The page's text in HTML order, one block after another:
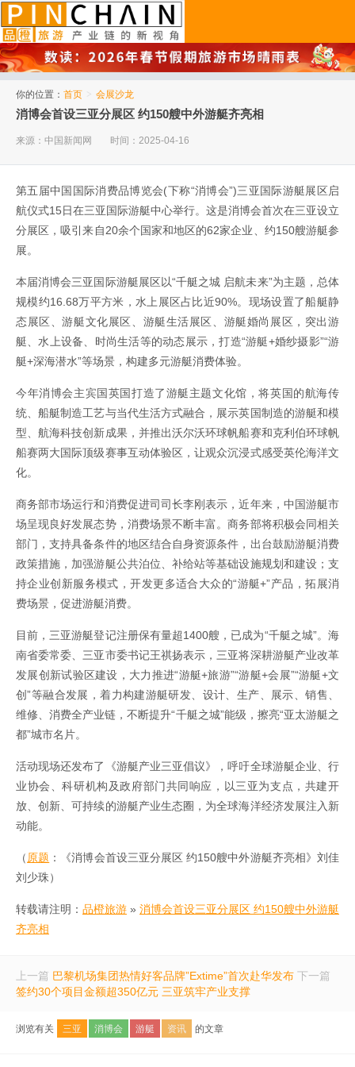
你的位置： 首页 > 会展沙龙
消博会首设三亚分展区 约150艘中外游艇齐亮相
来源：中国新闻网 时间：2025-04-16
第五届中国国际消费品博览会(下称“消博会”)三亚国际游艇展区启
航仪式15日在三亚国际游艇中心举行。这是消博会首次在三亚设立
分展区，吸引来自20余个国家和地区的62家企业、约150艘游艇参
展。
本届消博会三亚国际游艇展区以“千艇之城 启航未来”为主题，总体
规模约16.68万平方米，水上展区占比近90%。现场设置了船艇静
态展区、游艇文化展区、游艇生活展区、游艇婚尚展区，突出游
艇、水上设备、时尚生活等的动态展示，打造“游艇+婚纱摄影”“游
艇+深海潜水”等场景，构建多元游艇消费体验。
今年消博会主宾国英国打造了游艇主题文化馆，将英国的航海传
统、船艇制造工艺与当代生活方式融合，展示英国制造的游艇和模
型、航海科技创新成果，并推出沃尔沃环球帆船赛和克利伯环球帆
船赛两大国际顶级赛事互动体验区，让观众沉浸式感受英伦海洋文
化。
商务部市场运行和消费促进司司长李刚表示，近年来，中国游艇市
场呈现良好发展态势，消费场景不断丰富。商务部将积极会同相关
部门，支持具备条件的地区结合自身资源条件，出台鼓励游艇消费
政策措施，加强游艇公共泊位、补给站等基础设施规划和建设；支
持企业创新服务模式，开发更多适合大众的“游艇+”产品，拓展消
费场景，促进游艇消费。
目前，三亚游艇登记注册保有量超1400艘，已成为“千艇之城”。海
南省委常委、三亚市委书记王祺扬表示，三亚将深耕游艇产业改革
发展创新试验区建设，大力推进“游艇+旅游”“游艇+会展”“游艇+文
创”等融合发展，着力构建游艇研发、设计、生产、展示、销售、
维修、消费全产业链，不断提升“千艇之城”能级，擦亮“亚太游艇之
都”城市名片。
活动现场还发布了《游艇产业三亚倡议》，呼吁全球游艇企业、行
业协会、科研机构及政府部门共同响应，以三亚为支点，共建开
放、创新、可持续的游艇产业生态圈，为全球海洋经济发展注入新
动能。
（原题 ：《消博会首设三亚分展区 约150艘中外游艇齐亮相》刘佳
刘少珠）
转载请注明： 品橙旅游 » 消博会首设三亚分展区 约150艘中外游艇
齐亮相
上一篇 巴黎机场集团热情好客品牌”Extime”首次赴华发布 下一篇
签约30个项目金额超350亿元 三亚筑牢产业支撑
浏览有关 三亚 消博会 游艇 资讯 的文章